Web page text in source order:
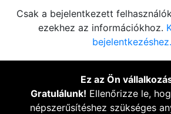
Csak a bejelentkezett
ezekhez az információkhoz.
bejelentkezéshez.
Ez az Ön
Gratulálunk! Ellenőrizze le,
népszerűsítéshez szükséges